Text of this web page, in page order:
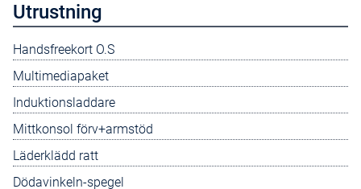
Utrustning
Handsfreekort O.S
Multimediapaket
Induktionsladdare
Mittkonsol förv+armstöd
Läderklädd ratt
Dödavinkeln-spegel